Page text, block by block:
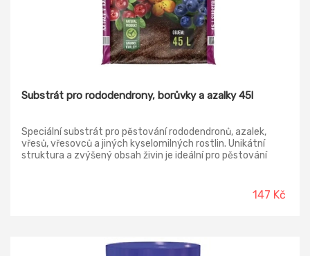
Substrát pro rododendrony, borůvky a azalky 45l
Speciální substrát pro pěstování rododendronů, azalek,
vřesů, vřesovců a jiných kyselomilných rostlin. Unikátní
struktura a zvýšený obsah živin je ideální pro pěstování
147 Kč